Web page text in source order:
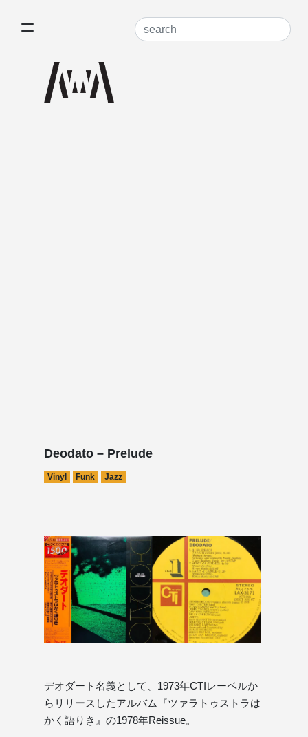
Deodato – Prelude
Vinyl Funk Jazz
デオダート名義として、1973年CTIレーベルか
らリリースしたアルバム『ツァラトゥストラは
かく語りき』の1978年Reissue。